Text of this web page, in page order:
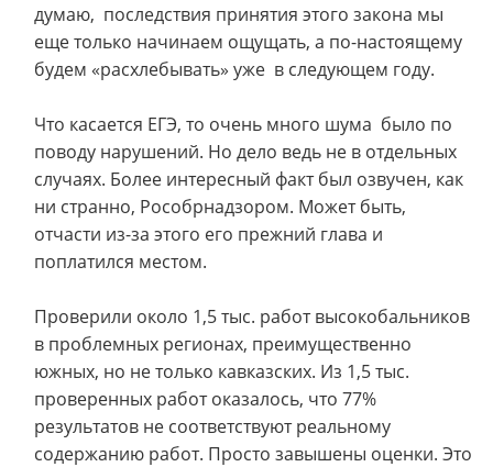
думаю, последствия принятия этого закона мы
еще только начинаем ощущать, а по-настоящему
будем «расхлебывать» уже в следующем году.
Что касается ЕГЭ, то очень много шума было по
поводу нарушений. Но дело ведь не в отдельных
случаях. Более интересный факт был озвучен, как
ни странно, Рособрнадзором. Может быть,
отчасти из-за этого его прежний глава и
поплатился местом.
Проверили около 1,5 тыс. работ высокобальников
в проблемных регионах, преимущественно
южных, но не только кавказских. Из 1,5 тыс.
проверенных работ оказалось, что 77%
результатов не соответствуют реальному
содержанию работ. Просто завышены оценки. Это